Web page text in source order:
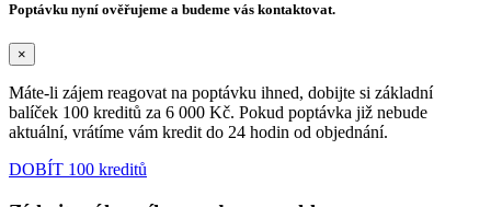
Poptávku nyní ověřujeme a budeme vás kontaktovat.
×
Máte-li zájem reagovat na poptávku ihned, dobijte si základní
balíček 100 kreditů za 6 000 Kč. Pokud poptávka již nebude
aktuální, vrátíme vám kredit do 24 hodin od objednání.
DOBÍT 100 kreditů